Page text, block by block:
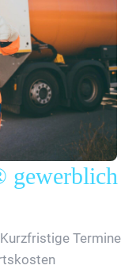
gewerblich